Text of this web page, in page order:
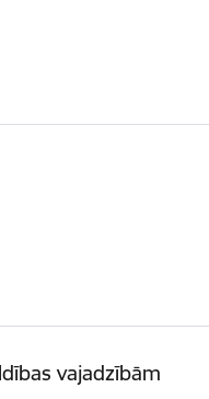
vajadzībām